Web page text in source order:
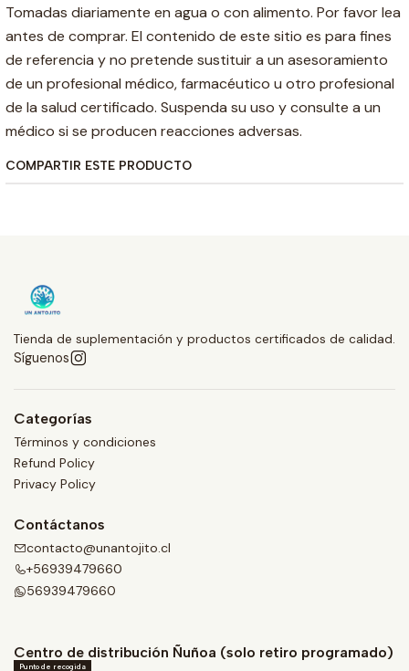
Tomadas diariamente en agua o con alimento. Por favor lea
antes de comprar. El contenido de este sitio es para fines
de referencia y no pretende sustituir a un asesoramiento
de un profesional médico, farmacéutico u otro profesional
de la salud certificado. Suspenda su uso y consulte a un
médico si se producen reacciones adversas.
COMPARTIR ESTE PRODUCTO
Tienda de suplementación y productos certificados de calidad.
Síguenos
Categorías
Términos y condiciones
Refund Policy
Privacy Policy
Contáctanos
contacto@unantojito.cl
+56939479660
56939479660
Centro de distribución Ñuñoa (solo retiro programado)
Punto de recogida